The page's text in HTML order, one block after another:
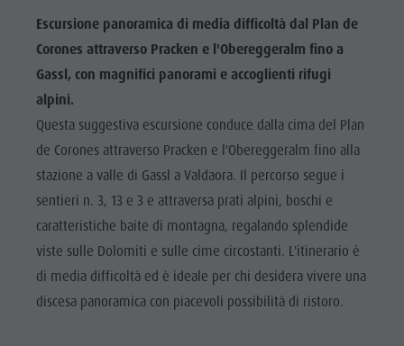
Escursione panoramica di media difficoltà dal Plan de
Corones attraverso Pracken e l'Obereggeralm fino a
Gassl, con magnifici panorami e accoglienti rifugi
alpini.
Questa suggestiva escursione conduce dalla cima del Plan
de Corones attraverso Pracken e l'Obereggeralm fino alla
stazione a valle di Gassl a Valdaora. Il percorso segue i
sentieri n. 3, 13 e 3 e attraversa prati alpini, boschi e
caratteristiche baite di montagna, regalando splendide
viste sulle Dolomiti e sulle cime circostanti. L'itinerario è
di media difficoltà ed è ideale per chi desidera vivere una
discesa panoramica con piacevoli possibilità di ristoro.